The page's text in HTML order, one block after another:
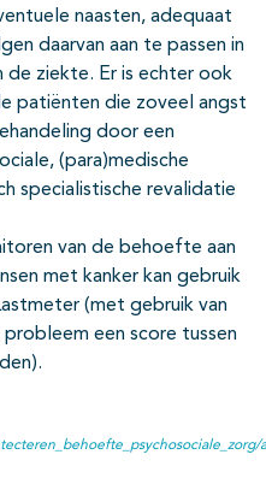
naasten, adequaat
daarvan aan te passen in
de ziekte. Er is echter ook
patiënten die zoveel angst
door een
(para)medische
specialistische revalidatie
van de behoefte aan
met kanker kan gebruik
(met gebruik van
een score tussen